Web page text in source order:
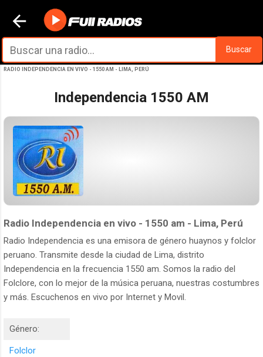
Ir al contenido principal
Buscar
RADIO INDEPENDENCIA EN VIVO - 1550 AM - LIMA, PERÚ
Independencia 1550 AM
Radio Independencia en vivo - 1550 am - Lima, Perú
Radio Independencia es una emisora de género huaynos y folclor
peruano. Transmite desde la ciudad de Lima, distrito
Independencia en la frecuencia 1550 am. Somos la radio del
Folclore, con lo mejor de la música peruana, nuestras costumbres
y más. Escuchenos en vivo por Internet y Movil.
Género:
Folclor